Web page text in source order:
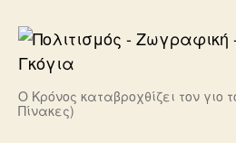
Ο Κρόνος καταβροχθίζει τον γιο
Πίνακες)